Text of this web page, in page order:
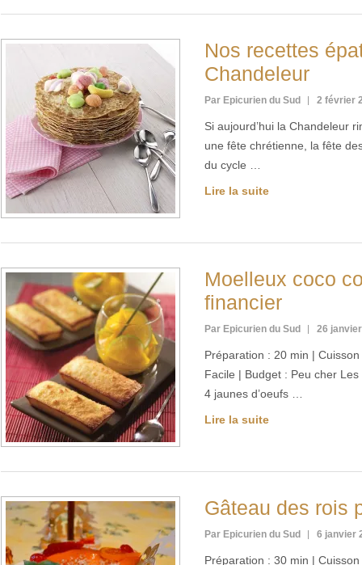
Nos recettes
Chandeleur
Par Epicurien du Sud 2 février
Si aujourd’hui la Chandeleur
une fête chrétienne, la fête
du cycle …
Lire la suite
Moelleux coco
financier
Par Epicurien du Sud 26
Préparation : 20 min |
Facile | Budget : Peu cher
4 jaunes d’oeufs …
Lire la suite
Gâteau des rois
Par Epicurien du Sud 6 janvier
Préparation : 30 min |